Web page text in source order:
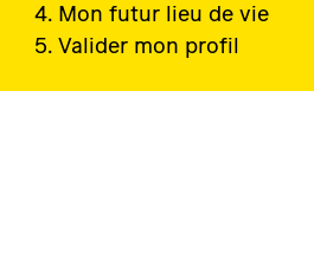
4. Mon futur lieu de vie
5. Valider mon profil